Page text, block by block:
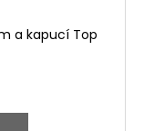
a kapucí Top